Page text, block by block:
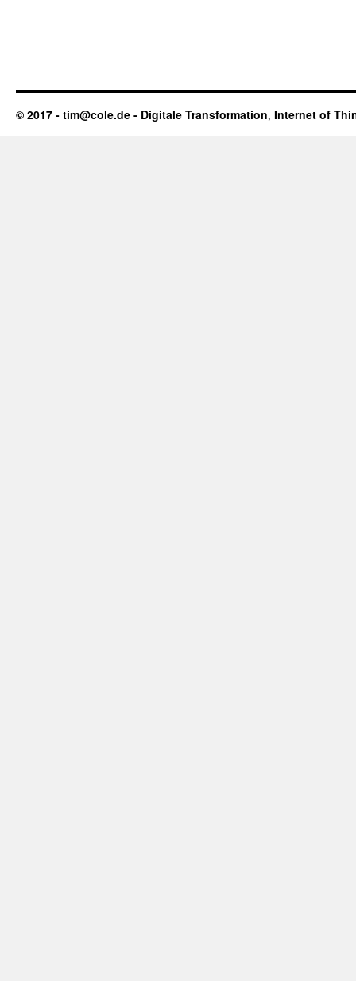
© 2017 - tim@cole.de - Digitale Transformation, Internet of